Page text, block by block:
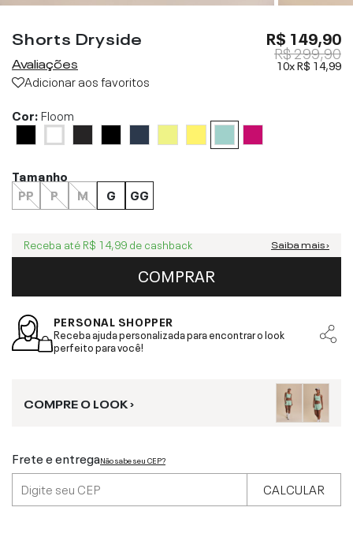
Shorts Dryside
Avaliações
Adicionar aos favoritos
R$ 149,90
R$ 299,90
10xR$ 14,99
Cor:Floom
Tamanho
PP
P M G GG
Receba até R$ 14,99 de cashback Saiba mais ›
COMPRAR
PERSONAL SHOPPER
Receba ajuda personalizada para encontrar o look
perfeito para você!
COMPRE O LOOK ›
Frete e entregaNão sabe seu CEP?
CALCULAR